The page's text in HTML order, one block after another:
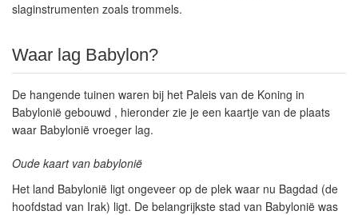
slaginstrumenten zoals trommels.
Waar lag Babylon?
De hangende tuinen waren bij het Paleis van de Koning in
Babylonië gebouwd , hieronder zie je een kaartje van de plaats
waar Babylonië vroeger lag.
Oude kaart van babylonië
Het land Babylonië ligt ongeveer op de plek waar nu Bagdad (de
hoofdstad van Irak) ligt. De belangrijkste stad van Babylonië was